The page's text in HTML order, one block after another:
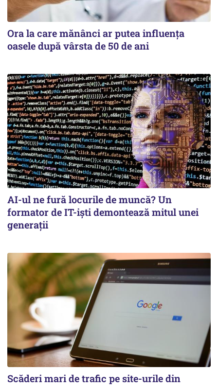
Ora la care mănânci ar putea influența
oasele după vârsta de 50 de ani
AI-ul ne fură locurile de muncă? Un
formator de IT-işti demontează mitul unei
generaţii
Scăderi mari de trafic pe site-urile din